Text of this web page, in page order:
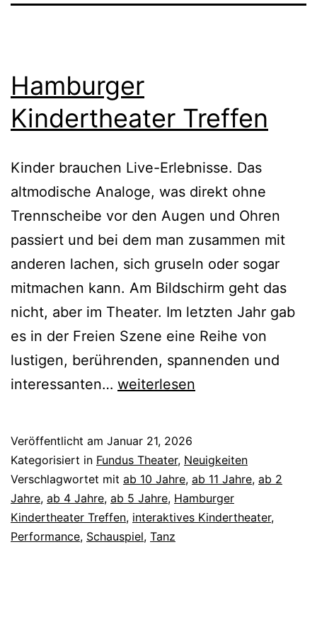
Hamburger
Kindertheater Treffen
Kinder brauchen Live-Erlebnisse. Das
altmodische Analoge, was direkt ohne
Trennscheibe vor den Augen und Ohren
passiert und bei dem man zusammen mit
anderen lachen, sich gruseln oder sogar
mitmachen kann. Am Bildschirm geht das
nicht, aber im Theater. Im letzten Jahr gab
es in der Freien Szene eine Reihe von
lustigen, berührenden, spannenden und
interessanten… Hamburger
weiterlesen
Veröffentlicht am Januar 21, 2026
Kategorisiert in Fundus Theater, Neuigkeiten
Verschlagwortet mit ab 10 Jahre, ab 11 Jahre, ab 2
Jahre, ab 4 Jahre, ab 5 Jahre, Hamburger
Kindertheater Treffen, interaktives Kindertheater,
Performance, Schauspiel, Tanz